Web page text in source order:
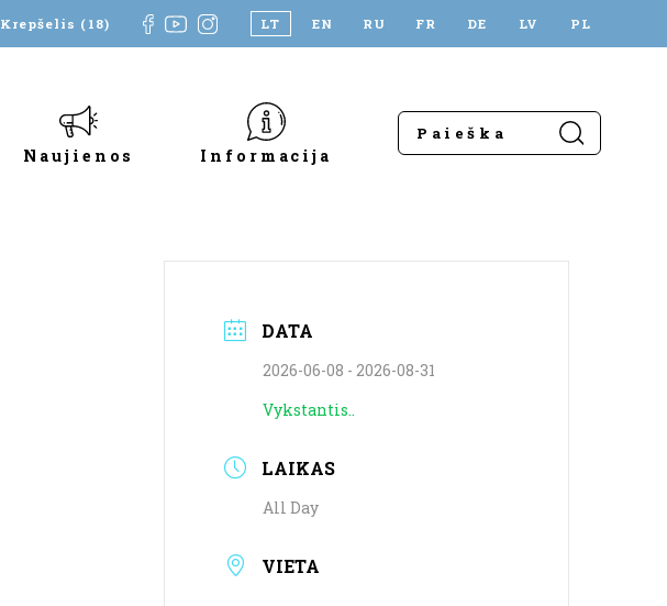
Krepšelis (18) LT EN RU FR DE LV PL
Naujienos Informacija
DATA
2026-06-08 - 2026-08-31
Vykstantis..
LAIKAS
All Day
VIETA